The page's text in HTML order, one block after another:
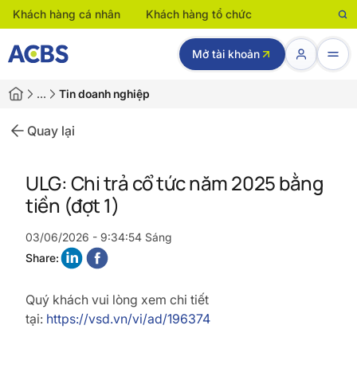
Khách hàng cá nhân Khách hàng tổ chức
Mở tài khoản
… Tin doanh nghiệp
Quay lại
ULG: Chi trả cổ tức năm 2025 bằng
tiền (đợt 1)
03/06/2026 - 9:34:54 Sáng
Share:
Quý khách vui lòng xem chi tiết
tại: https://vsd.vn/vi/ad/196374